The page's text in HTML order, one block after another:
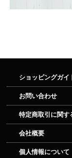
ショッピングガイ
お問い合わせ
特定商取引に関す
会社概要
個人情報について